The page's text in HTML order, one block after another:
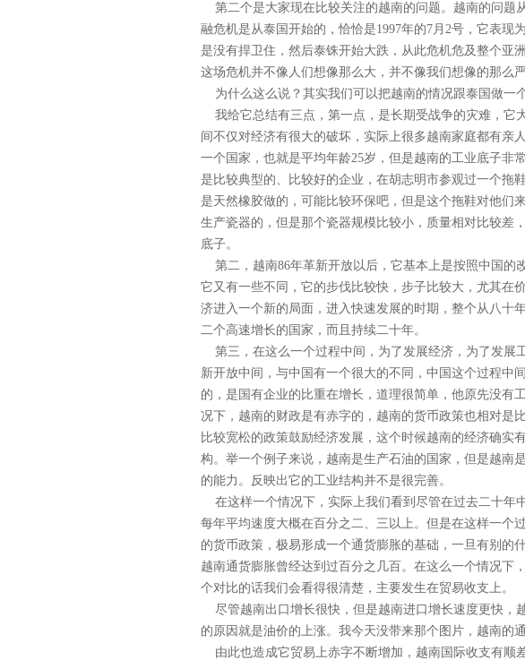
第二个是大家现在比较关注的越南的问题。越南的问题
融危机是从泰国开始的，恰恰是1997年的7月2号，它表
是没有捍卫住，然后泰铢开始大跌，从此危机危及整个亚
这场危机并不像人们想像那么大，并不像我们想像的那么
为什么这么说？其实我们可以把越南的情况跟泰国做一
我给它总结有三点，第一点，是长期受战争的灾难，它
间不仅对经济有很大的破坏，实际上很多越南家庭都有亲
一个国家，也就是平均年龄25岁，但是越南的工业底子非
是比较典型的、比较好的企业，在胡志明市参观过一个拖
是天然橡胶做的，可能比较环保吧，但是这个拖鞋对他们
生产瓷器的，但是那个瓷器规模比较小，质量相对比较差
底子。
第二，越南86年革新开放以后，它基本上是按照中国的
它又有一些不同，它的步伐比较快，步子比较大，尤其在
济进入一个新的局面，进入快速发展的时期，整个从八十
二个高速增长的国家，而且持续二十年。
第三，在这么一个过程中间，为了发展经济，为了发展
新开放中间，与中国有一个很大的不同，中国这个过程中
的，是国有企业的比重在增长，道理很简单，他原先没有
况下，越南的财政是有赤字的，越南的货币政策也相对是
比较宽松的政策鼓励经济发展，这个时候越南的经济确实
构。举一个例子来说，越南是生产石油的国家，但是越南
的能力。反映出它的工业结构并不是很完善。
在这样一个情况下，实际上我们看到尽管在过去二十年
每年平均速度大概在百分之二、三以上。但是在这样一个
的货币政策，极易形成一个通货膨胀的基础，一旦有别的
越南通货膨胀曾经达到过百分之几百。在这么一个情况下
个对比的话我们会看得很清楚，主要发生在贸易收支上。
尽管越南出口增长很快，但是越南进口增长速度更快，
的原因就是油价的上涨。我今天没带来那个图片，越南的
由此也造成它贸易上赤字不断增加，越南国际收支有顺